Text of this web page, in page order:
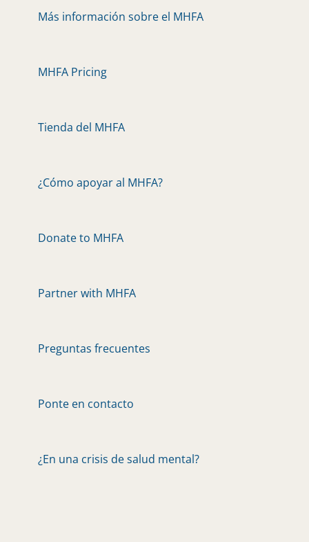
Más información sobre el MHFA
MHFA Pricing
Tienda del MHFA
¿Cómo apoyar al MHFA?
Donate to MHFA
Partner with MHFA
Preguntas frecuentes
Ponte en contacto
¿En una crisis de salud mental?